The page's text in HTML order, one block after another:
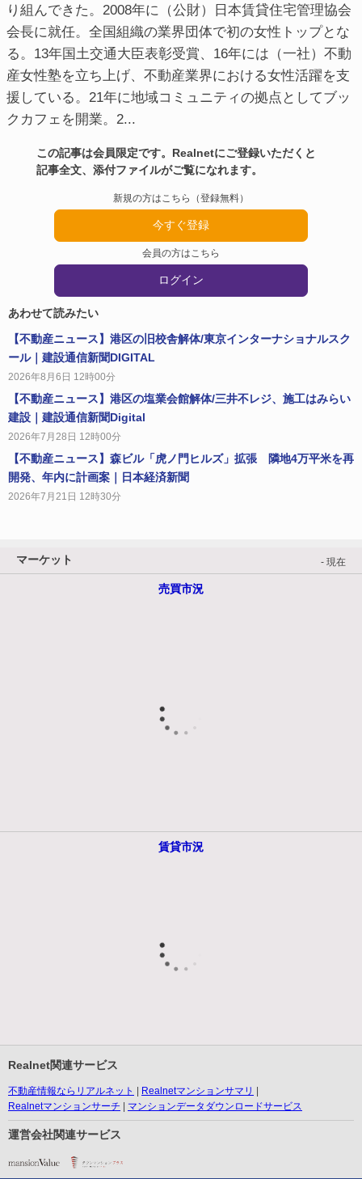
り組んできた。2008年に（公財）日本賃貸住宅管理協会
会長に就任。全国組織の業界団体で初の女性トップとな
る。13年国土交通大臣表彰受賞、16年には（一社）不動
産女性塾を立ち上げ、不動産業界における女性活躍を支
援している。21年に地域コミュニティの拠点としてブッ
クカフェを開業。2...
この記事は会員限定です。Realnetにご登録いただくと
記事全文、添付ファイルがご覧になれます。
新規の方はこちら（登録無料）
今すぐ登録
会員の方はこちら
ログイン
あわせて読みたい
【不動産ニュース】港区の旧校舎解体/東京インターナショナルスク
ール｜建設通信新聞DIGITAL
2026年8月6日 12時00分
【不動産ニュース】港区の塩業会館解体/三井不レジ、施工はみらい
建設｜建設通信新聞Digital
2026年7月28日 12時00分
【不動産ニュース】森ビル「虎ノ門ヒルズ」拡張 隣地4万平米を再
開発、年内に計画案｜日本経済新聞
2026年7月21日 12時30分
マーケット - 現在
売買市況
賃貸市況
Realnet関連サービス
不動産情報ならリアルネット
Realnetマンションサマリ
Realnetマンションサーチ
マンションデータダウンロードサービス
運営会社関連サービス